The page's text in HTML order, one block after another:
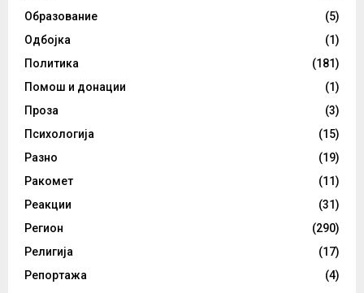
Образование
(5)
Одбојка
(1)
Политика
(181)
Помош и донации
(1)
Проза
(3)
Психологија
(15)
Разно
(19)
Ракомет
(11)
Реакции
(31)
Регион
(290)
Религија
(17)
Репортажа
(4)